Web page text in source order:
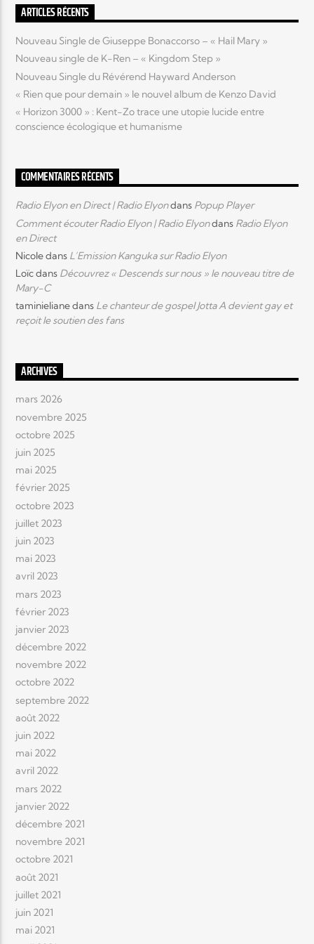
Elyon Live
ARTICLES RÉCENTS
Nouveau Single de Giuseppe Bonaccorso – « Hail Mary »
Nouveau single de K-Ren – « Kingdom Step »
Nouveau Single du Révérend Hayward Anderson
« Rien que pour demain » le nouvel album de Kenzo David
« Horizon 3000 » : Kent-Zo trace une utopie lucide entre
conscience écologique et humanisme
COMMENTAIRES RÉCENTS
Radio Elyon en Direct | Radio Elyondans Popup Player
Comment écouter Radio Elyon | Radio Elyondans Radio Elyon
en Direct
Nicoledans L’Emission Kanguka sur Radio Elyon
Loïcdans Découvrez « Descends sur nous » le nouveau titre de
Mary-C
taminielianedans Le chanteur de gospel Jotta A devient gay et
reçoit le soutien des fans
ARCHIVES
mars 2026
novembre 2025
octobre 2025
juin 2025
mai 2025
février 2025
octobre 2023
juillet 2023
juin 2023
mai 2023
avril 2023
mars 2023
février 2023
janvier 2023
décembre 2022
novembre 2022
octobre 2022
septembre 2022
août 2022
juin 2022
mai 2022
avril 2022
mars 2022
janvier 2022
décembre 2021
novembre 2021
octobre 2021
août 2021
juillet 2021
juin 2021
mai 2021